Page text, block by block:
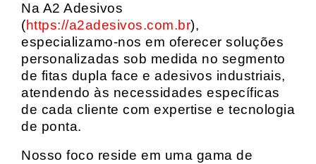
Na A2 Adesivos
(https://a2adesivos.com.br),
especializamo-nos em oferecer soluções
personalizadas sob medida no segmento
de fitas dupla face e adesivos industriais,
atendendo às necessidades específicas
de cada cliente com expertise e tecnologia
de ponta.
Nosso foco reside em uma gama de